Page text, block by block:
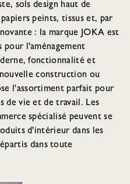
sols design haut de
peints, tissus et, par
: la marque JOKA est
pour l'aménagement
fonctionnalité et
construction ou
l'assortiment parfait pour
de vie et de travail. Les
spécialisé peuvent se
d'intérieur dans les
dans toute